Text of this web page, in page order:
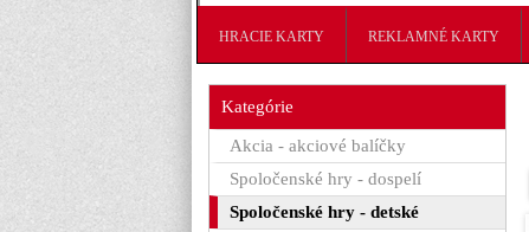
HRACIE KARTY REKLAMNÉ KARTY
Kategórie
Akcia - akciové balíčky
Spoločenské hry - dospelí
Spoločenské hry - detské